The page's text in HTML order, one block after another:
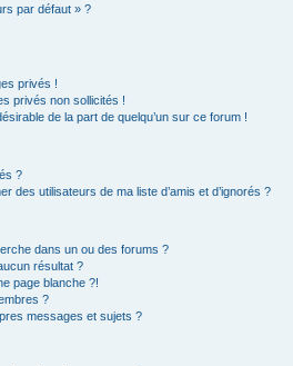
par défaut » ?
privés !
privés non sollicités !
de la part de quelqu’un sur ce forum !
?
des utilisateurs de ma liste d’amis et d’ignorés ?
dans un ou des forums ?
résultat ?
page blanche ?!
?
messages et sujets ?